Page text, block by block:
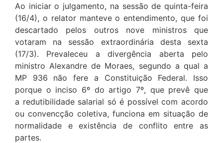
Ao iniciar o julgamento, na sessão de quinta-feira
(16/4), o relator manteve o entendimento, que foi
descartado pelos outros nove ministros que
votaram na sessão extraordinária desta sexta
(17/3). Prevaleceu a divergência aberta pelo
ministro Alexandre de Moraes, segundo a qual a
MP 936 não fere a Constituição Federal. Isso
porque o inciso 6º do artigo 7º, que prevê que
a redutibilidade salarial só é possível com acordo
ou convencção coletiva, funciona em situação de
normalidade e existência de conflito entre as
partes.